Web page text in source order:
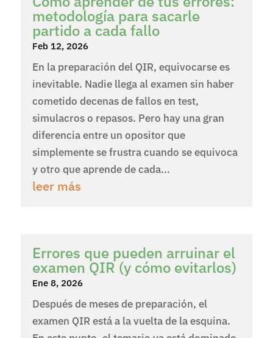
metodología para sacarle
partido a cada fallo
Feb 12, 2026
En la preparación del QIR, equivocarse es
inevitable. Nadie llega al examen sin haber
cometido decenas de fallos en test,
simulacros o repasos. Pero hay una gran
diferencia entre un opositor que
simplemente se frustra cuando se equivoca
y otro que aprende de cada...
leer más
Errores que pueden arruinar el
examen QIR (y cómo evitarlos)
Ene 8, 2026
Después de meses de preparación, el
examen QIR está a la vuelta de la esquina.